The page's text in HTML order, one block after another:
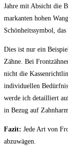
Jahre mit Absicht die
markanten hohen
Schönheitssymbol,
Dies ist nur ein
Zähne. Bei
nicht die
individuellen
werde ich detailliert
in Bezug auf
Fazit: Jede Art von
abzuwägen.